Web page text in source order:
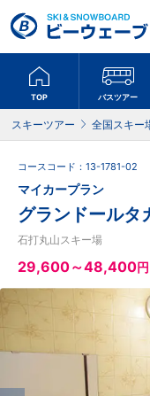
TOP バスツアー
スキーツアー 全国スキー
コースコード：13-1781-02
マイカープラン
グランドールタ
石打丸山スキー場
29,600～48,400円